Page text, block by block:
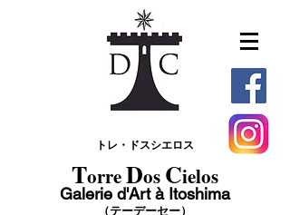
トレ・ドスシエロス
TorreDos Cielos
Galerie d'Art à Itoshima
（テーデーセー）